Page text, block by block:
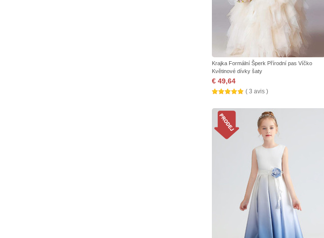
Krajka Formální Šperk Přírodní pas Víčko
Květinové dívky šaty
€ 49,64
( 3 avis )